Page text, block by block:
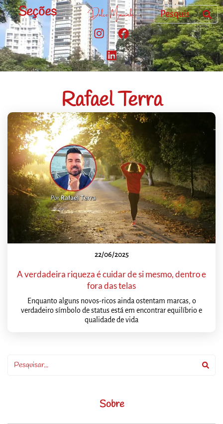
Seções
Rafael Terra
22/06/2025
A verdadeira riqueza é cuidar de si mesmo, dentro e
fora das telas
Enquanto alguns novos-ricos ainda ostentam marcas, o
verdadeiro símbolo de status está em encontrar equilíbrio e
qualidade de vida
Sobre